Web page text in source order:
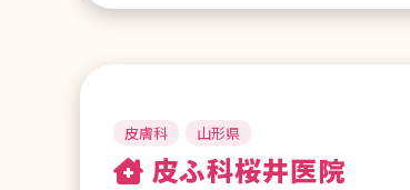
皮膚科 山形県
皮ふ科桜井医院